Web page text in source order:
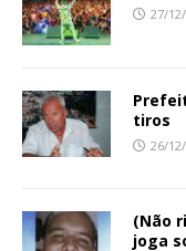
27/
tiros
26/
(Não
joga